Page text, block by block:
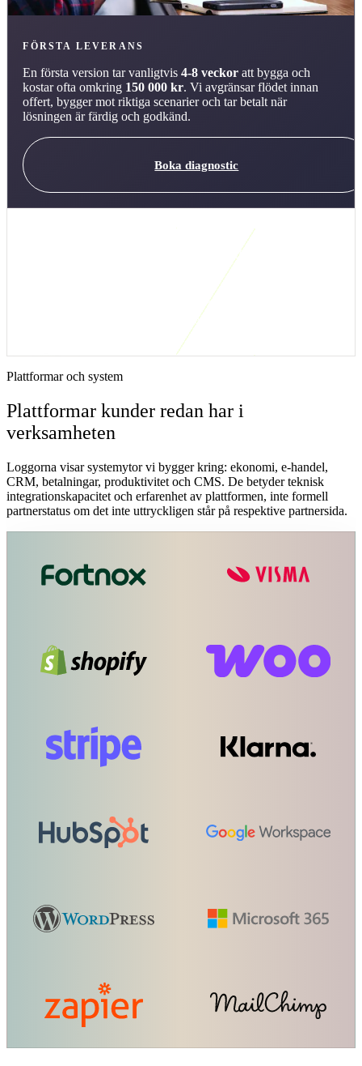
FÖRSTA LEVERANS
En första version tar vanligtvis4-8 veckor att bygga och
kostar ofta omkring 150 000 kr. Vi avgränsar flödet innan
offert, bygger mot riktiga scenarier och tar betalt när
lösningen är färdig och godkänd.
Boka diagnostic
Kort svar: när är den här integrationslösningen
Diagnosticen passar när ni vill hitta tre AI-kandidater, välja en första
implementation och få ett beslutsunderlag utan att starta ett stort
Plattformar och system
Plattformar kunder redan har i
verksamheten
Loggorna visar systemytor vi bygger kring: ekonomi, e-handel,
CRM, betalningar, produktivitet och CMS. De betyder teknisk
integrationskapacitet och erfarenhet av plattformen, inte formell
partnerstatus om det inte uttryckligen står på respektive partnersida.